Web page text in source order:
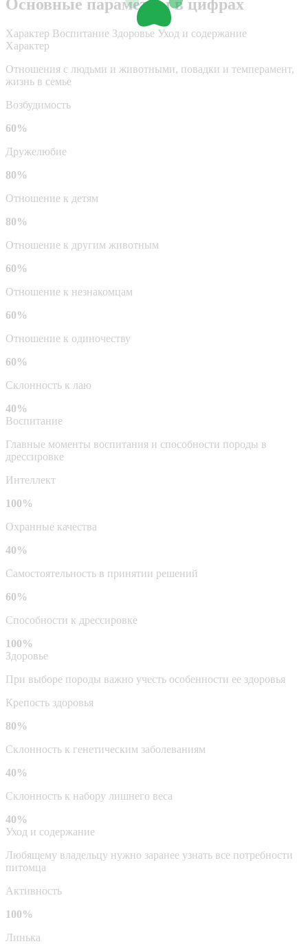
Основные параметры в цифрах
Характер Воспитание Здоровье Уход и содержание
Характер
Отношения с людьми и животными, повадки и темперамент,
жизнь в семье
Возбудимость
60%
Дружелюбие
80%
Отношение к детям
80%
Отношение к другим животным
60%
Отношение к незнакомцам
60%
Отношение к одиночеству
60%
Склонность к лаю
40%
Воспитание
Главные моменты воспитания и способности породы в
дрессировке
Интеллект
100%
Охранные качества
40%
Самостоятельность в принятии решений
60%
Способности к дрессировке
100%
Здоровье
При выборе породы важно учесть особенности ее здоровья
Крепость здоровья
80%
Склонность к генетическим заболеваниям
40%
Склонность к набору лишнего веса
40%
Уход и содержание
Любящему владельцу нужно заранее узнать все потребности
питомца
Активность
100%
Линька